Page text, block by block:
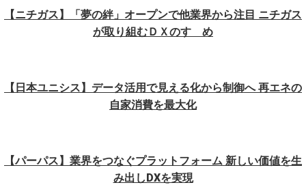
【ニチガス】「夢の絆」オープンで他業界から注目 ニチガス
が取り組むＤＸのすゝめ
【日本ユニシス】データ活用で見える化から制御へ 再エネの
自家消費を最大化
【パーパス】業界をつなぐプラットフォーム 新しい価値を生
み出しDXを実現